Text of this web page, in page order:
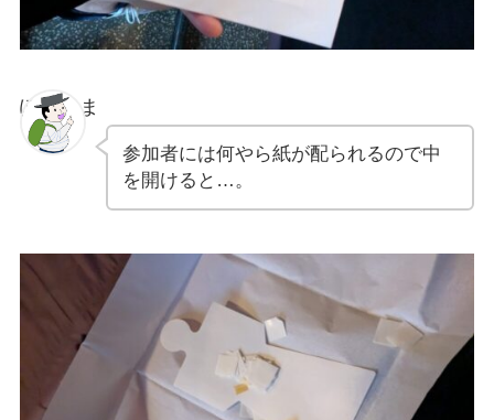
ぽちゃま
参加者には何やら紙が配られるので中
を開けると…。